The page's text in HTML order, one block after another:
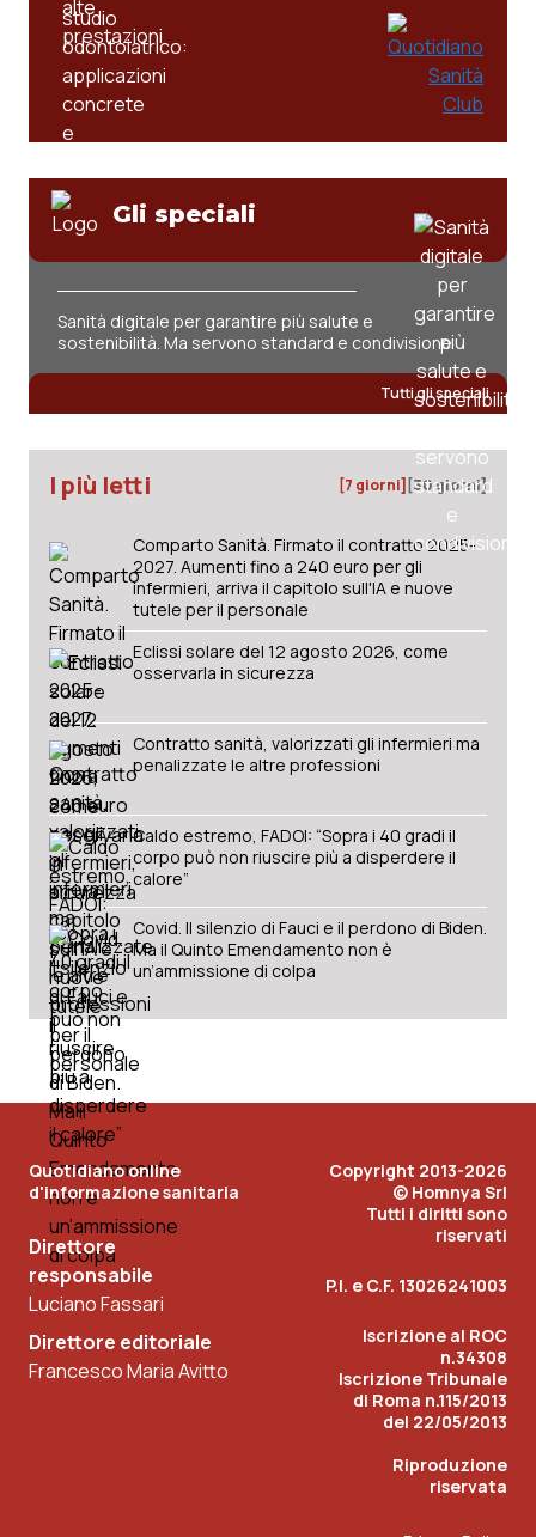
Gli speciali
Sanità digitale per garantire più salute e
sostenibilità. Ma servono standard e condivisione
Tutti gli speciali
I più letti [7 giorni] [30 giorni]
Comparto Sanità. Firmato il contratto 2025-
2027. Aumenti fino a 240 euro per gli
infermieri, arriva il capitolo sull'IA e nuove
tutele per il personale
Eclissi solare del 12 agosto 2026, come
osservarla in sicurezza
Contratto sanità, valorizzati gli infermieri ma
penalizzate le altre professioni
Caldo estremo, FADOI: “Sopra i 40 gradi il
corpo può non riuscire più a disperdere il
calore”
Covid. Il silenzio di Fauci e il perdono di Biden.
Ma il Quinto Emendamento non è
un’ammissione di colpa
Quotidiano online
d'informazione sanitaria
Direttore
responsabile
Luciano Fassari
Direttore editoriale
Francesco Maria Avitto
Copyright 2013-2026
© Homnya Srl
Tutti i diritti sono
riservati
P.I. e C.F. 13026241003
Iscrizione al ROC
n.34308
Iscrizione Tribunale
di Roma n.115/2013
del 22/05/2013
Riproduzione
riservata